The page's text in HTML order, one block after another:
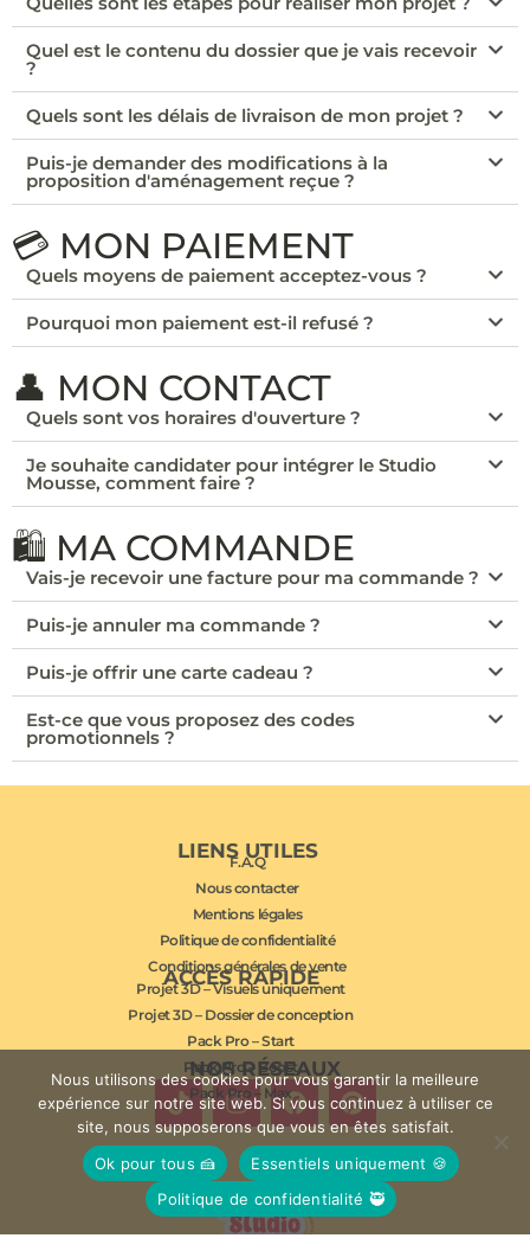
Quel est le contenu du dossier que je vais recevoir
?
Quels sont les délais de livraison de mon projet ?
Puis-je demander des modifications à la
proposition d'aménagement reçue ?
💳 MON PAIEMENT
Quels moyens de paiement acceptez-vous ?
Pourquoi mon paiement est-il refusé ?
👤 MON CONTACT
Quels sont vos horaires d'ouverture ?
Je souhaite candidater pour intégrer le Studio
Mousse, comment faire ?
🛍️ MA COMMANDE
Vais-je recevoir une facture pour ma commande ?
Puis-je annuler ma commande ?
Puis-je offrir une carte cadeau ?
Est-ce que vous proposez des codes
promotionnels ?
NOS RÉSEAUX
ACCÈS RAPIDE
Projet 3D – Visuels uniquement
Projet 3D – Dossier de conception
Pack Pro – Start
Pack Pro – Boost
Pack Pro – Max
LIENS UTILES
F.A.Q
Nous contacter
Mentions légales
Politique de confidentialité
Conditions générales de vente
Nous utilisons des cookies pour vous garantir la meilleure
expérience sur notre site web. Si vous continuez à utiliser ce
site, nous supposerons que vous en êtes satisfait.
Ok pour tous 🍰
Essentiels uniquement 🍪
Politique de confidentialité 🥷